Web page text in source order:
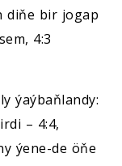
diňe bir jogap
4:3
ýaýbaňlandy:
– 4:4,
ýene-de öňe